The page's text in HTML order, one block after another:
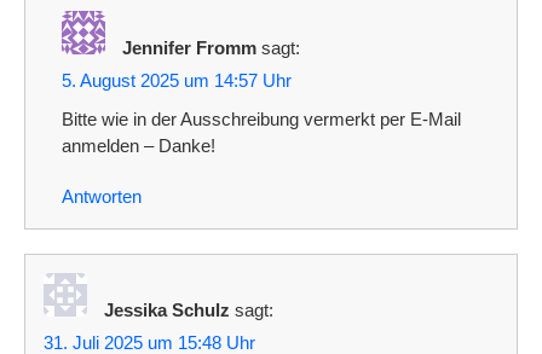
Jennifer Fromm sagt:
5. August 2025 um 14:57 Uhr
Bitte wie in der Ausschreibung vermerkt per E-Mail
anmelden – Danke!
Antworten
Jessika Schulz sagt:
31. Juli 2025 um 15:48 Uhr